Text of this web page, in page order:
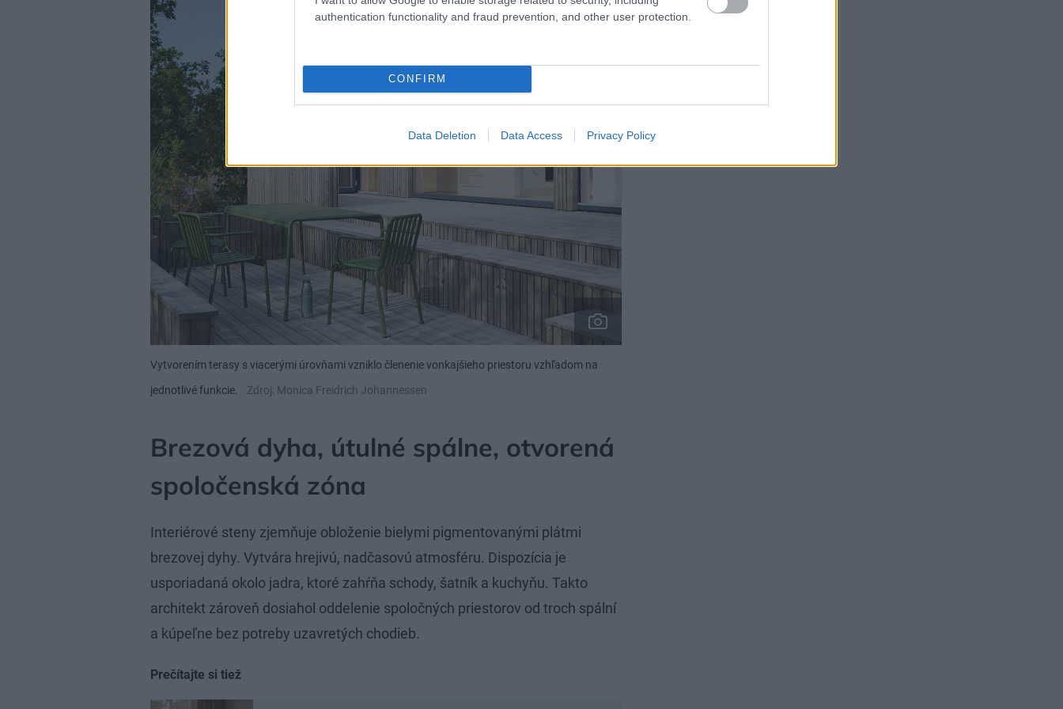
authentication functionality and fraud prevention, and other user protection.
CONFIRM
Data Deletion Data Access Privacy Policy
Vytvorením terasy s viacerými úrovňami vzniklo členenie vonkajšieho priestoru vzhľadom na
jednotlivé funkcie.
Zdroj: Monica Freidrich Johannessen
Brezová dyha, útulné spálne, otvorená
spoločenská zóna
Interiérové steny zjemňuje obloženie bielymi pigmentovanými plátmi
brezovej dyhy. Vytvára hrejivú, nadčasovú atmosféru. Dispozícia je
usporiadaná okolo jadra, ktoré zahŕňa schody, šatník a kuchyňu. Takto
architekt zároveň dosiahol oddelenie spoločných priestorov od troch spální
a kúpeľne bez potreby uzavretých chodieb.
Prečítajte si tiež